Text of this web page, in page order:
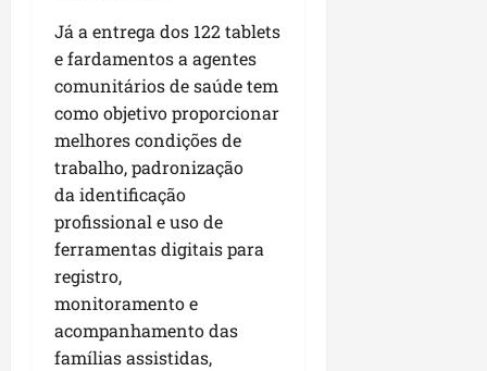
Já a entrega dos 122 tablets
e fardamentos a agentes
comunitários de saúde tem
como objetivo proporcionar
melhores condições de
trabalho, padronização
da identificação
profissional e uso de
ferramentas digitais para
registro,
monitoramento e
acompanhamento das
famílias assistidas,